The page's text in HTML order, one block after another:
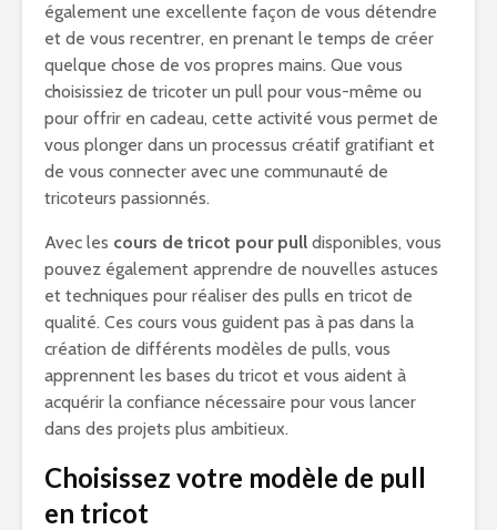
également une excellente façon de vous détendre
et de vous recentrer, en prenant le temps de créer
quelque chose de vos propres mains. Que vous
choisissiez de tricoter un pull pour vous-même ou
pour offrir en cadeau, cette activité vous permet de
vous plonger dans un processus créatif gratifiant et
de vous connecter avec une communauté de
tricoteurs passionnés.
Avec les cours de tricot pour pull disponibles, vous
pouvez également apprendre de nouvelles astuces
et techniques pour réaliser des pulls en tricot de
qualité. Ces cours vous guident pas à pas dans la
création de différents modèles de pulls, vous
apprennent les bases du tricot et vous aident à
acquérir la confiance nécessaire pour vous lancer
dans des projets plus ambitieux.
Choisissez votre modèle de pull
en tricot